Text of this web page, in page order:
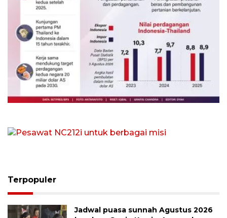
Indonesia-Thailand tingkatkan
ketahanan pangan
4 Agustus 2026
Terpopuler
Jadwal puasa sunnah Agustus 2026